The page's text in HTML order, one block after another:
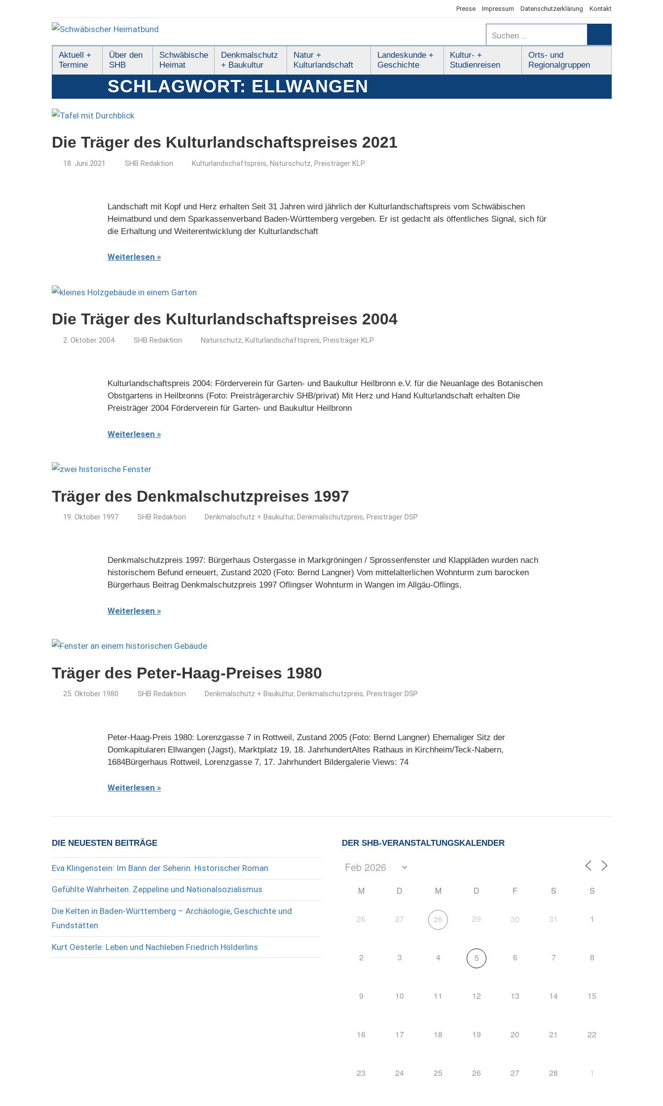
Presse Impressum Datenschutzerklärung Kontakt
Schwäbischer
Heimatbund
Suchen
nach:
Aktuell +
Termine
Über den
SHB
Schwäbische
Heimat
Denkmalschutz
+ Baukultur
Natur +
Kulturlandschaft
Landeskunde +
Geschichte
Kultur- +
Studienreisen
Orts- und
Regionalgruppen
SCHLAGWORT: ELLWANGEN
Die Träger des Kulturlandschaftspreises 2021
18. Juni 2021 SHB Redaktion Kulturlandschaftspreis, Naturschutz, Preisträger KLP
Landschaft mit Kopf und Herz erhalten Seit 31 Jahren wird jährlich der Kulturlandschaftspreis vom Schwäbischen
Heimatbund und dem Sparkassenverband Baden-Württemberg vergeben. Er ist gedacht als öffentliches Signal, sich für
die Erhaltung und Weiterentwicklung der Kulturlandschaft
Weiterlesen
Die Träger des Kulturlandschaftspreises 2004
2. Oktober 2004 SHB Redaktion Naturschutz, Kulturlandschaftspreis, Preisträger KLP
Kulturlandschaftspreis 2004: Förderverein für Garten- und Baukultur Heilbronn e.V. für die Neuanlage des Botanischen
Obstgartens in Heilbronns (Foto: Preisträgerarchiv SHB/privat) Mit Herz und Hand Kulturlandschaft erhalten Die
Preisträger 2004 Förderverein für Garten- und Baukultur Heilbronn
Weiterlesen
Träger des Denkmalschutzpreises 1997
19. Oktober 1997 SHB Redaktion Denkmalschutz + Baukultur, Denkmalschutzpreis, Preisträger DSP
Denkmalschutzpreis 1997: Bürgerhaus Ostergasse in Markgröningen / Sprossenfenster und Klappläden wurden nach
historischem Befund erneuert, Zustand 2020 (Foto: Bernd Langner) Vom mittelalterlichen Wohnturm zum barocken
Bürgerhaus Beitrag Denkmalschutzpreis 1997 Oflingser Wohnturm in Wangen im Allgäu-Oflings,
Weiterlesen
Träger des Peter-Haag-Preises 1980
25. Oktober 1980 SHB Redaktion Denkmalschutz + Baukultur, Denkmalschutzpreis, Preisträger DSP
Peter-Haag-Preis 1980: Lorenzgasse 7 in Rottweil, Zustand 2005 (Foto: Bernd Langner) Ehemaliger Sitz der
Domkapitularen Ellwangen (Jagst), Marktplatz 19, 18. JahrhundertAltes Rathaus in Kirchheim/Teck-Nabern,
1684Bürgerhaus Rottweil, Lorenzgasse 7, 17. Jahrhundert Bildergalerie Views: 74
Weiterlesen
DIE NEUESTEN BEITRÄGE
Eva Klingenstein: Im Bann der Seherin. Historischer Roman
Gefühlte Wahrheiten. Zeppeline und Nationalsozialismus
Die Kelten in Baden-Württemberg – Archäologie, Geschichte und
Fundstätten
Kurt Oesterle: Leben und Nachleben Friedrich Hölderlins
DER SHB-VERANSTALTUNGSKALENDER
M D M D F S S
26 27 28 29 30 31 1
2 3 4 5 6 7 8
9 10 11 12 13 14 15
16 17 18 19 20 21 22
23 24 25 26 27 28 1